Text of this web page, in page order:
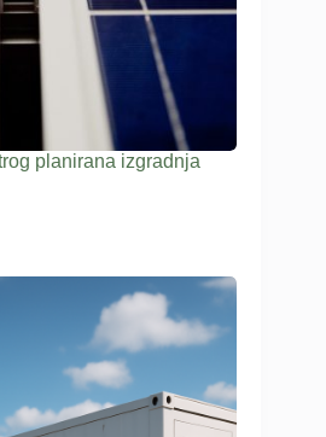
planirana izgradnja